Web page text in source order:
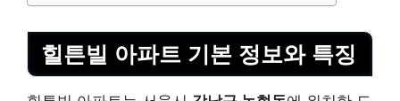
힐튼빌 아파트 기본 정보와 특징